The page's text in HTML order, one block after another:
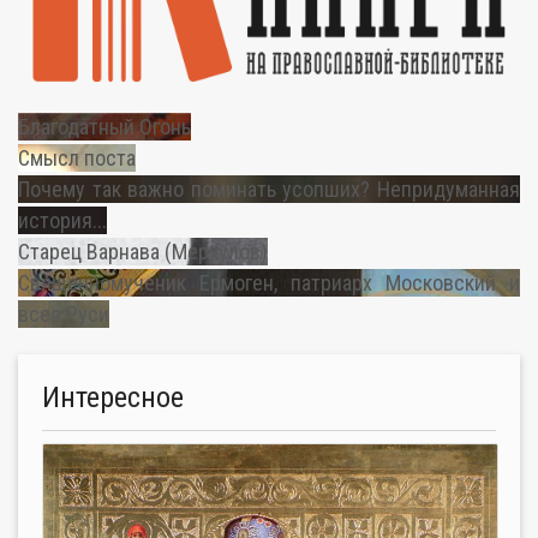
Благодатный Огонь
Смысл поста
Почему так важно поминать усопших? Непридуманная
история...
Старец Варнава (Меркулов)
Священномученик Ермоген, патриарх Московский и
всея Руси
Интересное